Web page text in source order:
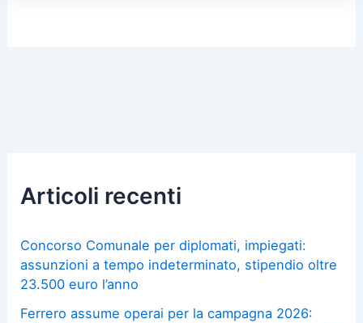
Articoli recenti
Concorso Comunale per diplomati, impiegati:
assunzioni a tempo indeterminato, stipendio oltre
23.500 euro l’anno
Ferrero assume operai per la campagna 2026: